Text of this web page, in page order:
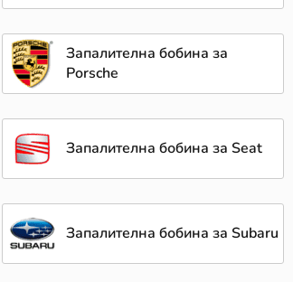
Запалителна бобина за
Porsche
Запалителна бобина за Seat
Запалителна бобина за Subaru